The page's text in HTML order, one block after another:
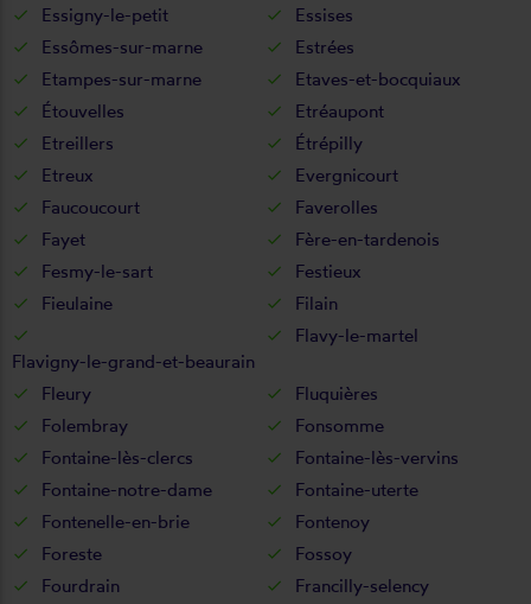
Essigny-le-petit
Essises
Essômes-sur-marne
Estrées
Etampes-sur-marne
Etaves-et-bocquiaux
Étouvelles
Etréaupont
Etreillers
Étrépilly
Etreux
Evergnicourt
Faucoucourt
Faverolles
Fayet
Fère-en-tardenois
Fesmy-le-sart
Festieux
Fieulaine
Filain
Flavigny-le-grand-et-beaurain
Flavy-le-martel
Fleury
Fluquières
Folembray
Fonsomme
Fontaine-lès-clercs
Fontaine-lès-vervins
Fontaine-notre-dame
Fontaine-uterte
Fontenelle-en-brie
Fontenoy
Foreste
Fossoy
Fourdrain
Francilly-selency